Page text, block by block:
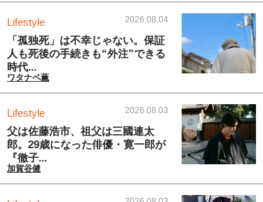
Lifestyle 2026.08.04
「孤独死」は不幸じゃない。保証
人も死後の手続きも“外注”できる
時代...
ワタナベ薫
Lifestyle 2026.08.03
父は佐藤浩市、祖父は三國連太
郎。29歳になった俳優・寛一郎が
『徹子...
加賀谷健